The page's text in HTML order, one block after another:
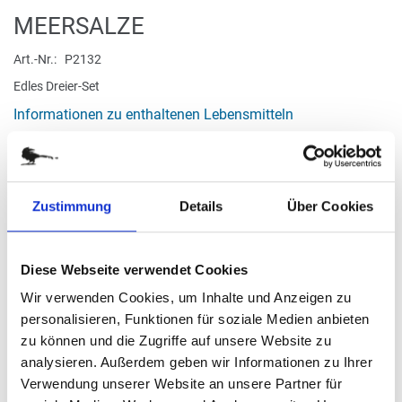
Zustimmung Details Über Cookies
Diese Webseite verwendet Cookies
Wir verwenden Cookies, um Inhalte und Anzeigen zu
personalisieren, Funktionen für soziale Medien anbieten
zu können und die Zugriffe auf unsere Website zu
analysieren. Außerdem geben wir Informationen zu Ihrer
Verwendung unserer Website an unsere Partner für
Zum
Anfang
der
Bildergalerie
MEERSALZE
Art.-Nr.
P2132
Edles Dreier-Set
Informationen zu enthaltenen Lebensmitteln
Stück
15,20 €
(55,37 € / kg)
(inkl. MwSt. | zzgl. MwSt.)
zzgl. MwSt., zzgl.Versandkosten